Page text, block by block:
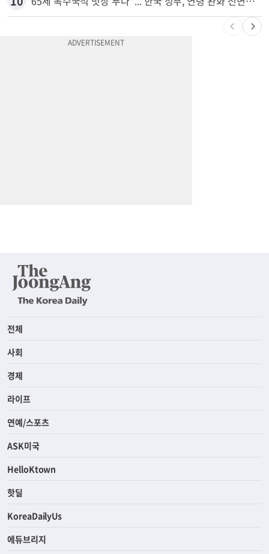
9 변호사시험 중 심정지 온 한인, 뉴욕주 제소
"65세 복수국적 빗장 푸나"... 한국 정부, 연령 완화 전면 추진
전체
사회
경제
라이프
연예/스포츠
ASK미국
HelloKtown
핫딜
KoreaDailyUs